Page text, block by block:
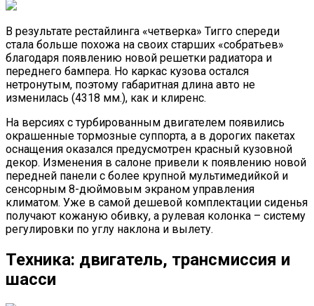
В результате рестайлинга «четверка» Тигго спереди
стала больше похожа на своих старших «собратьев»
благодаря появлению новой решетки радиатора и
переднего бампера. Но каркас кузова остался
нетронутым, поэтому габаритная длина авто не
изменилась (4318 мм.), как и клиренс.
На версиях с турбированным двигателем появились
окрашенные тормозные суппорта, а в дорогих пакетах
оснащения оказался предусмотрен красный кузовной
декор. Изменения в салоне привели к появлению новой
передней панели с более крупной мультимедийкой и
сенсорным 8-дюймовым экраном управления
климатом. Уже в самой дешевой комплектации сиденья
получают кожаную обивку, а рулевая колонка – систему
регулировки по углу наклона и вылету.
Техника: двигатель, трансмиссия и
шасси